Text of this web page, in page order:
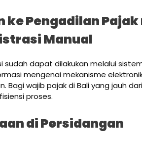
ke Pengadilan
Manual
sudah dapat dilakukan melalui
mengenai mekanisme
Bagi wajib pajak di Bali yang jauh
proses.
di Persidangan